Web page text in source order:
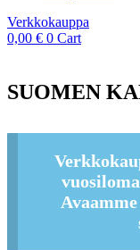
Verkkokauppa
0,00 € 0 Cart
SUOMEN